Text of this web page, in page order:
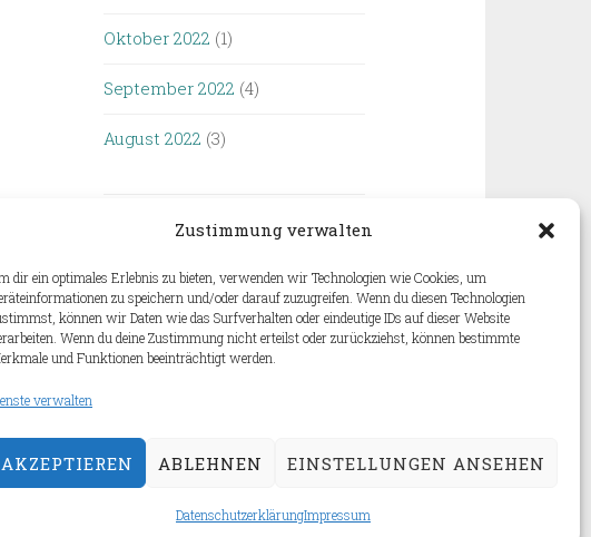
Zustimmung verwalten
dir ein optimales Erlebnis zu bieten, verwenden wir Technologien wie Cookies, um
zu speichern und/oder darauf zuzugreifen. Wenn du diesen Technologien
können wir Daten wie das Surfverhalten oder eindeutige IDs auf dieser Website
Wenn du deine Zustimmung nicht erteilst oder zurückziehst, können bestimmte
und Funktionen beeinträchtigt werden.
verwalten
AKZEPTIEREN ABLEHNEN EINSTELLUNGEN ANSEHEN
DatenschutzerklärungImpressum
Oktober 2022 (1)
September 2022 (4)
August 2022 (3)